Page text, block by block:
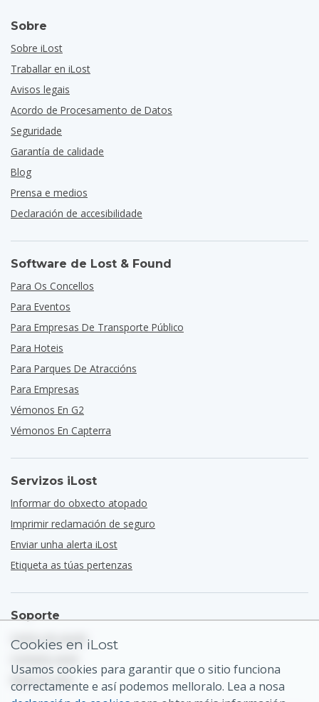
Sobre
Sobre iLost
Traballar en iLost
Avisos legais
Acordo de Procesamento de Datos
Seguridade
Garantía de calidade
Blog
Prensa e medios
Declaración de accesibilidade
Software de Lost & Found
Para Os Concellos
Para Eventos
Para Empresas De Transporte Público
Para Hoteis
Para Parques De Atraccións
Para Empresas
Vémonos En G2
Vémonos En Capterra
Servizos iLost
Informar do obxecto atopado
Imprimir reclamación de seguro
Enviar unha alerta iLost
Etiqueta as túas pertenzas
Soporte
Centro de axuda
Cookies en iLost
Usamos cookies para garantir que o sitio funciona
correctamente e así podemos melloralo. Lea a nosa